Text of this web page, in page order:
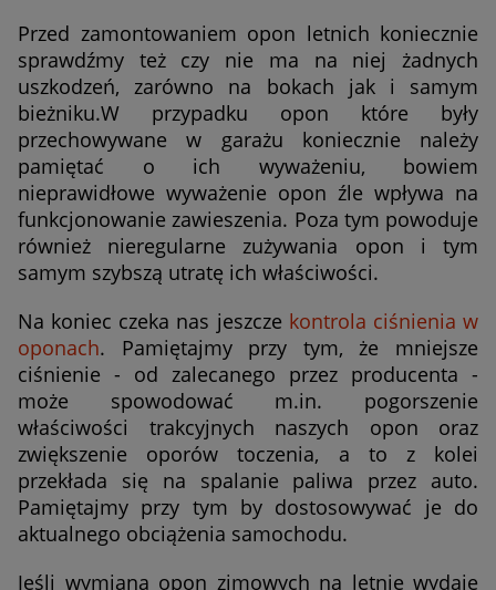
Przed zamontowaniem opon letnich koniecznie
sprawdźmy też czy nie ma na niej żadnych
uszkodzeń, zarówno na bokach jak i samym
bieżniku.W przypadku opon które były
przechowywane w garażu koniecznie należy
pamiętać o ich wyważeniu, bowiem
nieprawidłowe wyważenie opon źle wpływa na
funkcjonowanie zawieszenia. Poza tym powoduje
również nieregularne zużywania opon i tym
samym szybszą utratę ich właściwości.
Na koniec czeka nas jeszcze kontrola ciśnienia w
oponach. Pamiętajmy przy tym, że mniejsze
ciśnienie - od zalecanego przez producenta -
może spowodować m.in. pogorszenie
właściwości trakcyjnych naszych opon oraz
zwiększenie oporów toczenia, a to z kolei
przekłada się na spalanie paliwa przez auto.
Pamiętajmy przy tym by dostosowywać je do
aktualnego obciążenia samochodu.
Jeśli wymiana opon zimowych na letnie wydaje